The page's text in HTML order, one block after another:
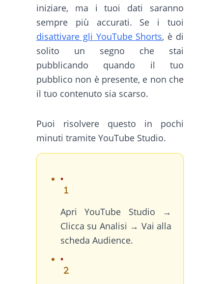
iniziare, ma i tuoi dati saranno
sempre più accurati. Se i tuoi
disattivare gli YouTube Shorts, è di
solito un segno che stai
pubblicando quando il tuo
pubblico non è presente, e non che
il tuo contenuto sia scarso.
Puoi risolvere questo in pochi
minuti tramite YouTube Studio.
Apri YouTube Studio →
Clicca su Analisi → Vai alla
scheda Audience.